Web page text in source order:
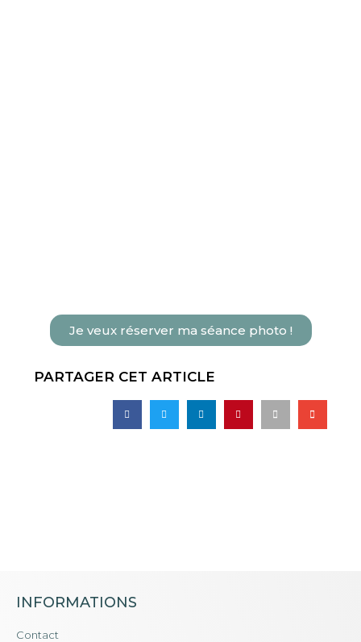
Je veux réserver ma séance photo !
PARTAGER CET ARTICLE
INFORMATIONS
Contact